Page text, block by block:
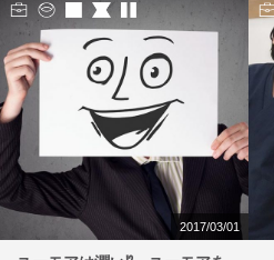
2017/03/01